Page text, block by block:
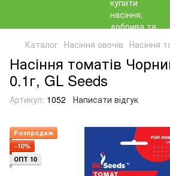
Каталог Насіння овочів Насіння
Насіння томатів
0.1г, GL Seeds
Артикул: 1052 Написати відгук
Розпродаж
−10%
ОПТ 10